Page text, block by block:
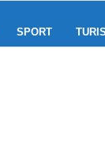
SPORT